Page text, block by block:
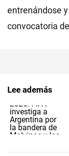
entrenándose
convocatoria
Lee además